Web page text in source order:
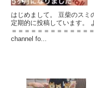
はじめまして。 豆柴のスミ
定期的に投稿しています。
＝＝＝＝＝＝＝＝＝＝＝＝
channel fo...